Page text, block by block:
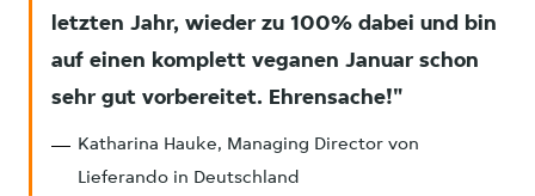
letzten Jahr, wieder zu 100% dabei und bin
auf einen komplett veganen Januar schon
sehr gut vorbereitet. Ehrensache!
Katharina Hauke, Managing Director von
Lieferando in Deutschland